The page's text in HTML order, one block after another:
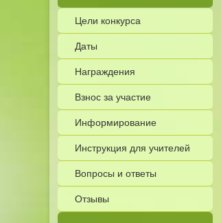
Цели конкурса
Даты
Награждения
Взнос за участие
Информирование
Инструкция для учителей
Вопросы и ответы
Отзывы